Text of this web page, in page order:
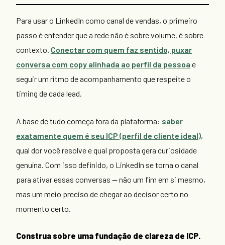
Para usar o LinkedIn como canal de vendas, o primeiro
passo é entender que a rede não é sobre volume, é sobre
contexto. Conectar com quem faz sentido, puxar
conversa com copy alinhada ao perfil da pessoa e
seguir um ritmo de acompanhamento que respeite o
timing de cada lead.
A base de tudo começa fora da plataforma: saber
exatamente quem é seu ICP (perfil de cliente ideal),
qual dor você resolve e qual proposta gera curiosidade
genuína. Com isso definido, o LinkedIn se torna o canal
para ativar essas conversas — não um fim em si mesmo,
mas um meio preciso de chegar ao decisor certo no
momento certo.
Construa sobre uma fundação de clareza de ICP.